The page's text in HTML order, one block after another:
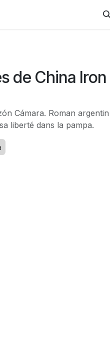
de China Iron
Cámara. Roman
liberté dans la pampa.